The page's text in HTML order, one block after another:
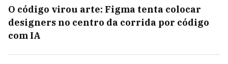
O código virou arte: Figma tenta colocar
designers no centro da corrida por código
com IA